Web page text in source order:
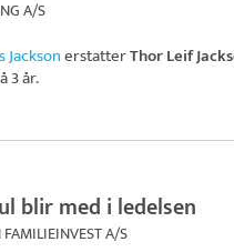
A/S
JacksonerstatterThor Leif
3 år.
blir med i ledelsen
FAMILIEINVEST A/S